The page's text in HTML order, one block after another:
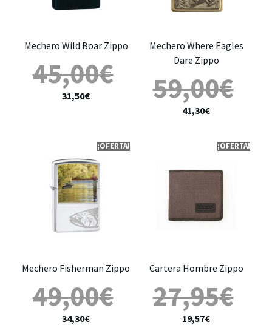
Mechero Wild Boar Zippo
45,00€
31,50€
Mechero Where Eagles
Dare Zippo
59,00€
41,30€
¡OFERTA!
Mechero Fisherman Zippo
49,00€
34,30€
¡OFERTA!
Cartera Hombre Zippo
27,95€
19,57€